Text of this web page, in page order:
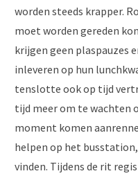
worden steeds krapper.
moet worden gereden
krijgen geen
inleveren op hun
tenslotte ook op tijd
tijd meer om te wachten
moment komen
helpen op het
vinden. Tijdens de rit